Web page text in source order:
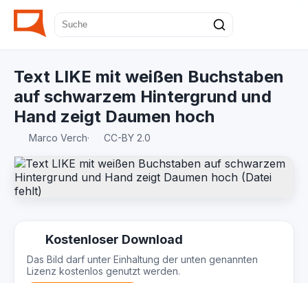
Text LIKE mit weißen Buchstaben
auf schwarzem Hintergrund und
Hand zeigt Daumen hoch
Marco Verch· CC-BY 2.0
Kostenloser Download
Das Bild darf unter Einhaltung der unten genannten
Lizenz kostenlos genutzt werden.